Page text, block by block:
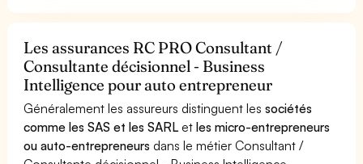
Les assurances RC PRO Consultant /
Consultante décisionnel - Business
Intelligence pour auto entrepreneur
Généralement les assureurs distinguent lessociétés
comme les SAS et les SARL etles micro-entrepreneurs
ou auto-entrepreneurs dans le métier Consultant /